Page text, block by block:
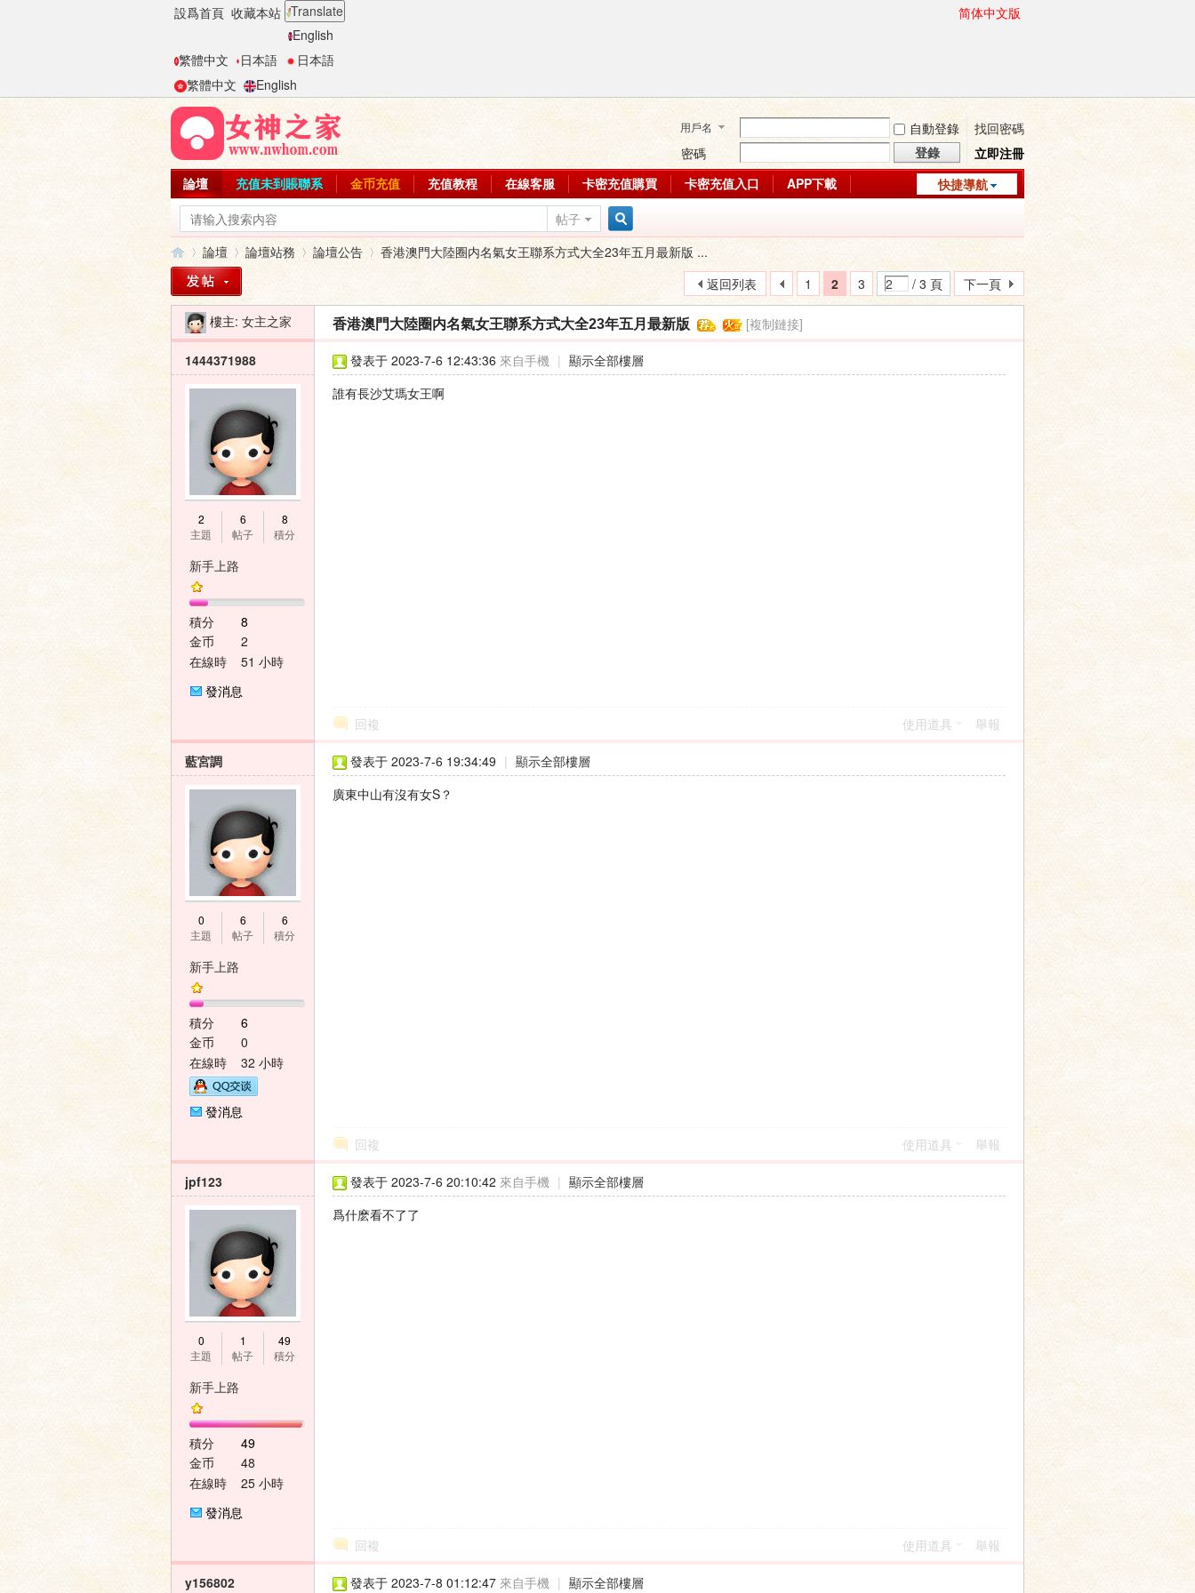
設爲首頁 收藏本站 Translate
English
繁體中文
日本語
日本語
繁體中文
English
简体中文版
用戶名 自動登錄
找回密碼
密碼
登錄
立即注冊
快捷導航
論壇 充值未到賬聯系 金币充值 充值教程 在線客服 卡密充值購買 卡密充值入口
APP下載
帖子
搜
索
»
論壇
›
論壇站務 論壇公告
›
香港澳門大陸圈内名氣女王聯系方式大全23年五月最新版 ...
1
2 3 / 3 頁 下一頁
返回列表
樓主: 女主之家 香港澳門大陸圈内名氣女王聯系方式大全23年五月最新版 [複制鏈接]
1444371988
2
主題
6
帖子
8
積分
新手上路
積分
8
金币
2
在線時
51 小時
發消息
發表于 2023-7-6 12:43:36 來自手機 | 顯示全部樓層
誰有長沙艾瑪女王啊
回複 使用道具 舉報
藍宮調
0
主題
6
帖子
6
積分
新手上路
積分
6
金币
0
在線時
間
32 小時
發消息
發表于 2023-7-6 19:34:49 | 顯示全部樓層
廣東中山有沒有女S？
回複 使用道具 舉報
jpf123
0
主題
1
帖子
49
積分
新手上路
積分
49
金币
48
在線時
25 小時
發消息
發表于 2023-7-6 20:10:42 來自手機 | 顯示全部樓層
爲什麽看不了了
回複 使用道具 舉報
y156802 發表于 2023-7-8 01:12:47 來自手機 | 顯示全部樓層